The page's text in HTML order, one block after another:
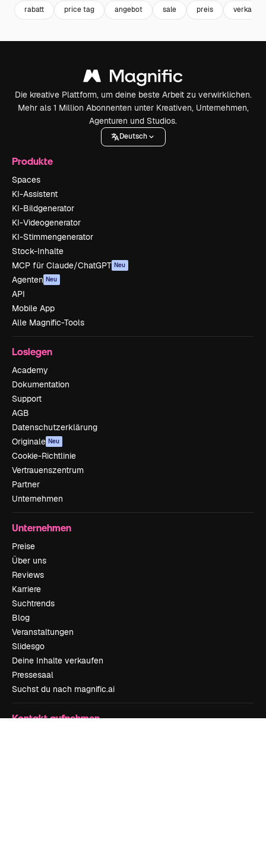
rabatt price tag angebot sale preis verkauf
Die kreative Plattform, um deine beste Arbeit zu verwirklichen.
Mehr als 1 Million Abonnenten unter Kreativen, Unternehmen,
Agenturen und Studios.
Deutsch
Produkte
Spaces
KI-Assistent
KI-Bildgenerator
KI-Videogenerator
KI-Stimmengenerator
Stock-Inhalte
MCP für Claude/ChatGPT Neu
Agenten Neu
API
Mobile App
Alle Magnific-Tools
Loslegen
Academy
Dokumentation
Support
AGB
Datenschutzerklärung
Originale Neu
Cookie-Richtlinie
Vertrauenszentrum
Partner
Unternehmen
Unternehmen
Preise
Über uns
Reviews
Karriere
Suchtrends
Blog
Veranstaltungen
Slidesgo
Deine Inhalte verkaufen
Pressesaal
Suchst du nach magnific.ai
Kontakt aufnehmen